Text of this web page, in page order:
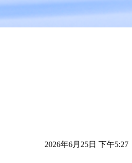
2026年6月25日 下午5:27